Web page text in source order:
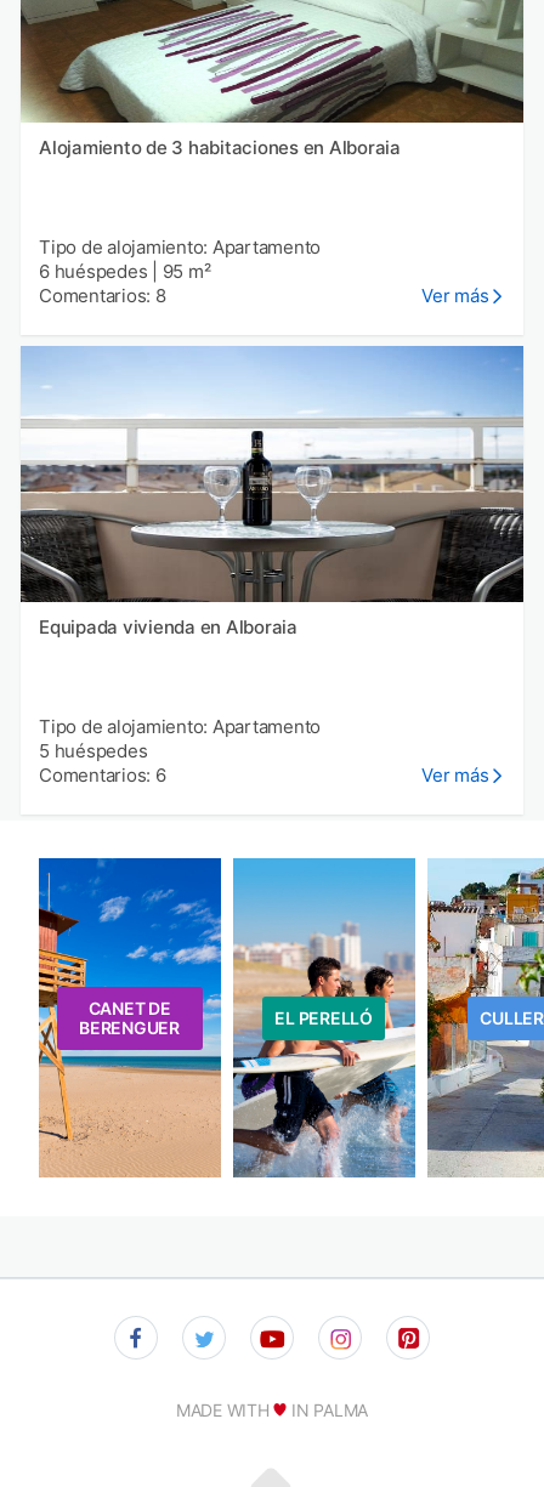
Alojamiento de 3 habitaciones en Alboraia
Tipo de alojamiento: Apartamento
6 huéspedes
95 m²
Comentarios: 8
Ver más
Equipada vivienda en Alboraia
Tipo de alojamiento: Apartamento
5 huéspedes
Comentarios: 6
Ver más
CANET DE
BERENGUER
EL PERELLÓ
MADE WITH IN PALMA